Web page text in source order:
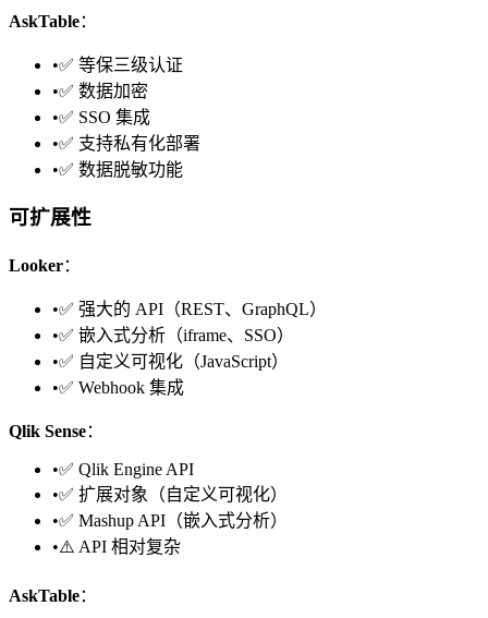
AskTable：
•✅ 等保三级认证
•✅ 数据加密
•✅ SSO 集成
•✅ 支持私有化部署
•✅ 数据脱敏功能
可扩展性
Looker：
•✅ 强大的 API（REST、GraphQL）
•✅ 嵌入式分析（iframe、SSO）
•✅ 自定义可视化（JavaScript）
•✅ Webhook 集成
Qlik Sense：
•✅ Qlik Engine API
•✅ 扩展对象（自定义可视化）
•✅ Mashup API（嵌入式分析）
•⚠️ API 相对复杂
AskTable：